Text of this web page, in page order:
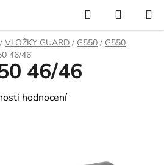
Hledat
KOŠÍK
/ VLOŽKY GUARD / G550 / G550
46/46
46/46
hodnocení